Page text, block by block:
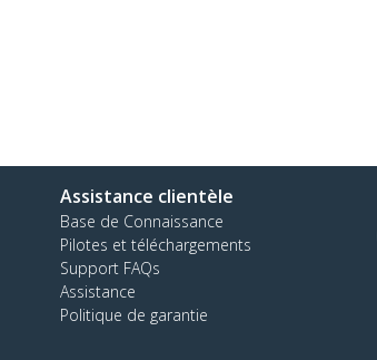
Assistance clientèle
Base de Connaissance
Pilotes et téléchargements
Support FAQs
Assistance
Politique de garantie